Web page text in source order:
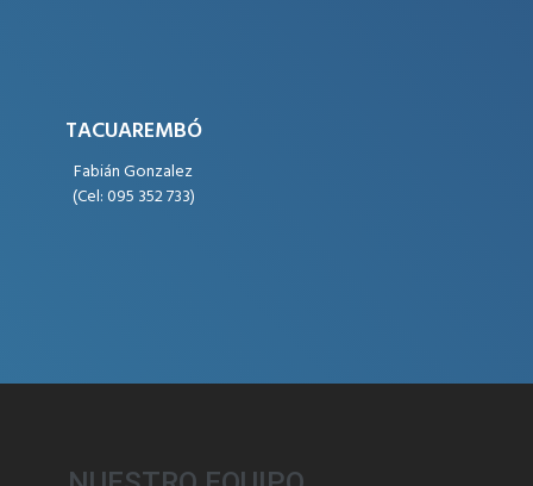
TACUAREMBÓ
Fabián Gonzalez
(Cel: 095 352 733)